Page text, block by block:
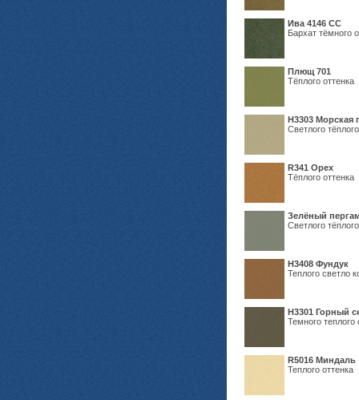
Ива 4146 СС
Бархат тёмного
Плющ 701
Тёплого оттенка
H3303 Морская
Светлого
R341 Орех
Тёплого оттенка
Зелёный
Светлого
Н3408 Фундук
Теплого светло
Н3301 Горный
Темного теплого
R5016 Миндаль
Теплого оттенка